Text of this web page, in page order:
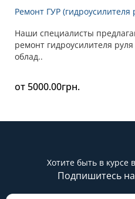
Ремонт ГУР (гидроусилителя
Наши специалисты
ремонт гидроусилителя
облад..
от 5000.00грн.
Хотите быть в курсе
Подпишитесь